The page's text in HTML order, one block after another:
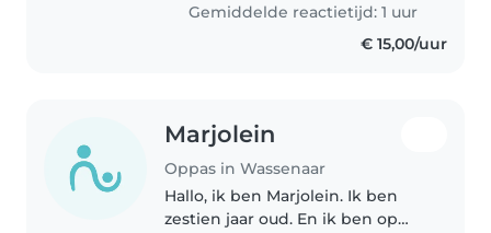
Gemiddelde reactietijd: 1 uur
€ 15,00/uur
Marjolein
Oppas in Wassenaar
Hallo, ik ben Marjolein. Ik ben
zestien jaar oud. En ik ben op